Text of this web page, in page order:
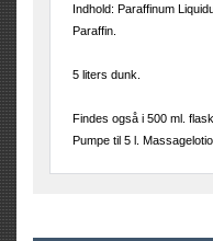
Indhold: Paraffinum
Paraffin.
5 liters dunk.
Findes også i 500 ml.
Pumpe til 5 l.